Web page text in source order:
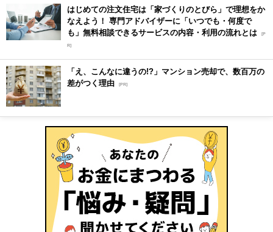
はじめての注文住宅は「家づくりのとびら」で理想をか
なえよう！ 専門アドバイザーに「いつでも・何度で
も」無料相談できるサービスの内容・利用の流れとは [P
R]
「え、こんなに違うの!?」マンション売却で、数百万の
差がつく理由 [PR]